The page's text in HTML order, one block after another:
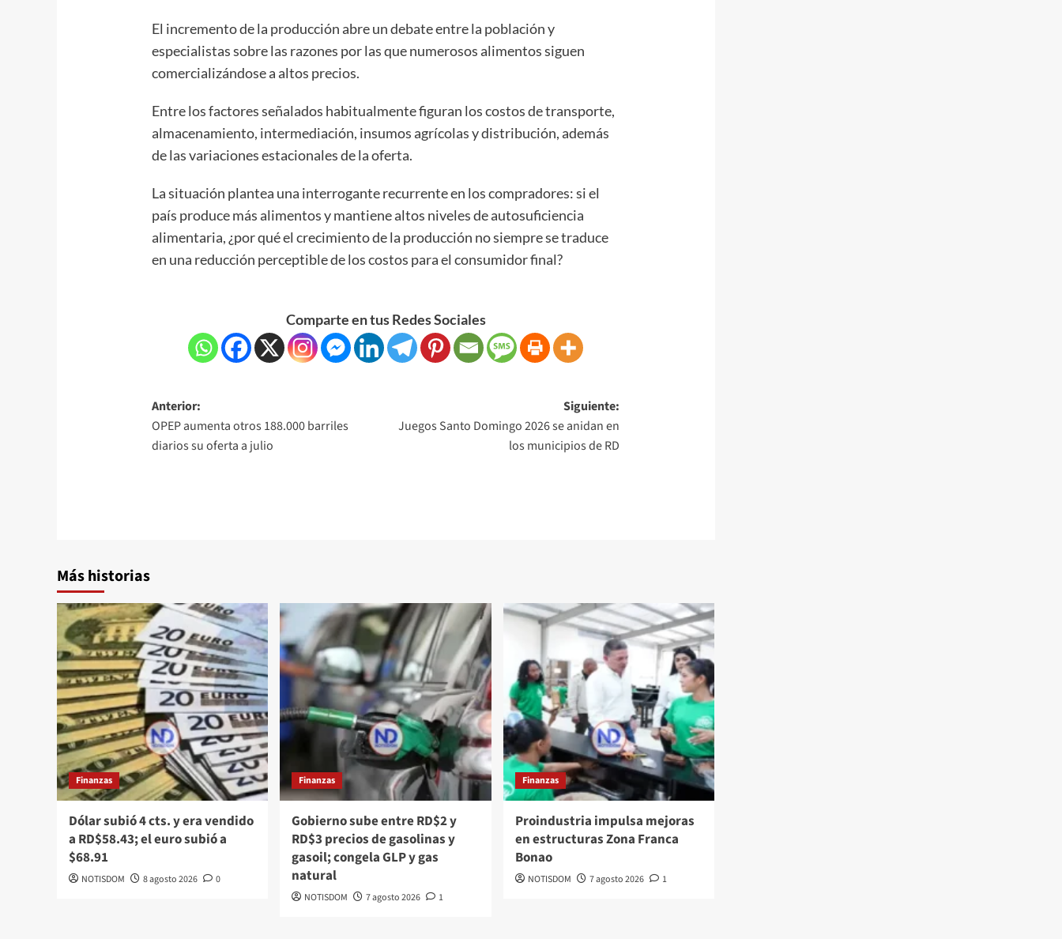
El incremento de la producción abre un debate entre la población y
especialistas sobre las razones por las que numerosos alimentos siguen
comercializándose a altos precios.
Entre los factores señalados habitualmente figuran los costos de transporte,
almacenamiento, intermediación, insumos agrícolas y distribución, además
de las variaciones estacionales de la oferta.
La situación plantea una interrogante recurrente en los compradores: si el
país produce más alimentos y mantiene altos niveles de autosuficiencia
alimentaria, ¿por qué el crecimiento de la producción no siempre se traduce
en una reducción perceptible de los costos para el consumidor final?
Comparte en tus Redes Sociales
Anterior:
OPEP aumenta otros 188.000 barriles
diarios su oferta a julio
Siguiente:
Juegos Santo Domingo 2026 se anidan en
los municipios de RD
Más historias
Finanzas
Dólar subió 4 cts. y era vendido
a RD$58.43; el euro subió a
$68.91
NOTISDOM 8 agosto 2026 0
Finanzas
Gobierno sube entre RD$2 y
RD$3 precios de gasolinas y
gasoil; congela GLP y gas
natural
NOTISDOM 7 agosto 2026 1
Finanzas
Proindustria impulsa mejoras
en estructuras Zona Franca
Bonao
NOTISDOM 7 agosto 2026 1